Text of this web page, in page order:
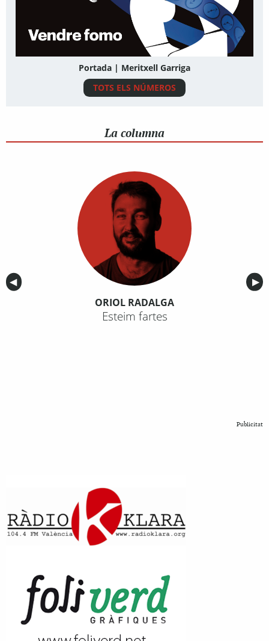
Portada | Meritxell Garriga
TOTS ELS NÚMEROS
La columna
Anterior
◀︎ ▶︎
ORIOL RADALGA
Esteim fartes
Publicitat